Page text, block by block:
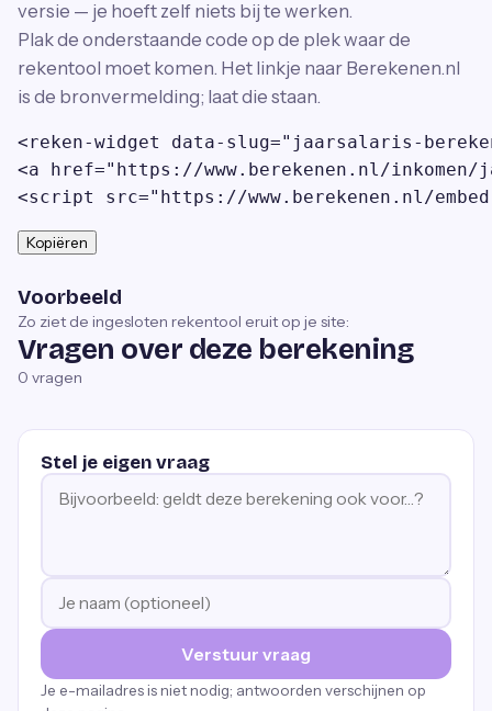
versie — je hoeft zelf niets bij te werken.
Plak de onderstaande code op de plek waar de
rekentool moet komen. Het linkje naar Berekenen.nl
is de bronvermelding; laat die staan.
<reken-widget data-slug="jaarsalaris-
<a href="https://www.berekenen.nl/
<script src="https://www.berekenen.nl/
Kopiëren
Voorbeeld
Zo ziet de ingesloten rekentool eruit op je site:
Vragen over deze berekening
0 vragen
Stel je eigen vraag
Verstuur vraag
Je e-mailadres is niet nodig; antwoorden verschijnen op